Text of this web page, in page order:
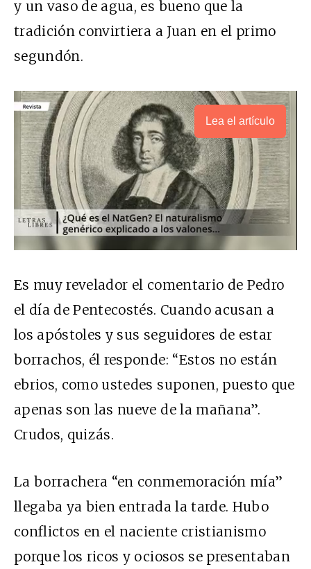
y un vaso de agua, es bueno que la
tradición convirtiera a Juan en el primo
segundón.
Lea el artículo
Es muy revelador el comentario de Pedro
el día de Pentecostés. Cuando acusan a
los apóstoles y sus seguidores de estar
borrachos, él responde: “Estos no están
ebrios, como ustedes suponen, puesto que
apenas son las nueve de la mañana”.
Crudos, quizás.
La borrachera “en conmemoración mía”
llegaba ya bien entrada la tarde. Hubo
conflictos en el naciente cristianismo
porque los ricos y ociosos se presentaban